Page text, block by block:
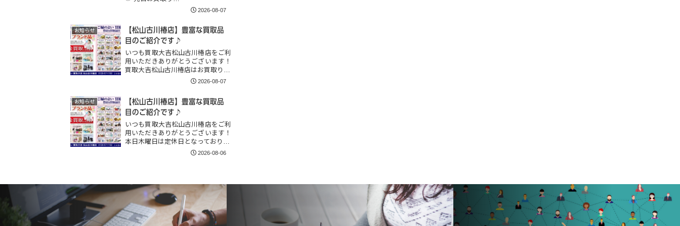
2026-08-07
お知らせ
【松山古川椿店】豊富な買取品
目のご紹介です♪
いつも買取大吉松山古川椿店をご利
用いただきありがとうございます！
買取大吉松山古川椿店はお買取り…
2026-08-07
お知らせ
【松山古川椿店】豊富な買取品
目のご紹介です♪
いつも買取大吉松山古川椿店をご利
用いただきありがとうございます！
本日木曜日は定休日となっており…
2026-08-06